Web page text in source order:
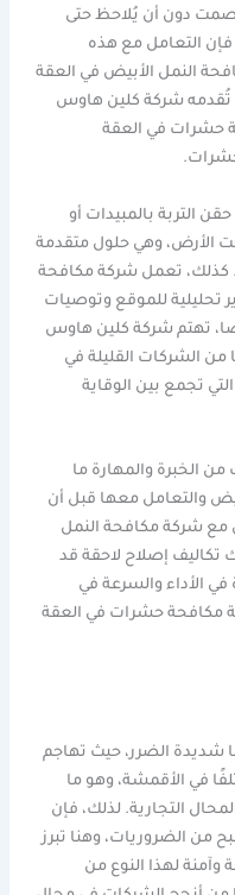
بصمت دون أن يُلاحظ حتى
التعامل مع هذه
النمل الأبيض في العقة
ما تُقدمه شركة كلين هاوس
حشرات في العقة
التربة بالمبيدات أو
الأرض، وهي حلول متقدمة
كذلك، تعمل شركة مكافحة
تحليلية للموقع وتوصيات
تهتم شركة كلين هاوس
من الشركات القليلة في
تجمع بين الوقاية
الخبرة والمهارة ما
والتعامل معها قبل أن
مع شركة مكافحة النمل
تكاليف إصلاح لاحقة قد
الأداء والسرعة في
مكافحة حشرات في العقة
شديدة الضرر، حيث تهاجم
في الأقمشة، وهو ما
التجارية. لذلك، فإن
من الضروريات، وهنا تبرز
وآمنة لهذا النوع من